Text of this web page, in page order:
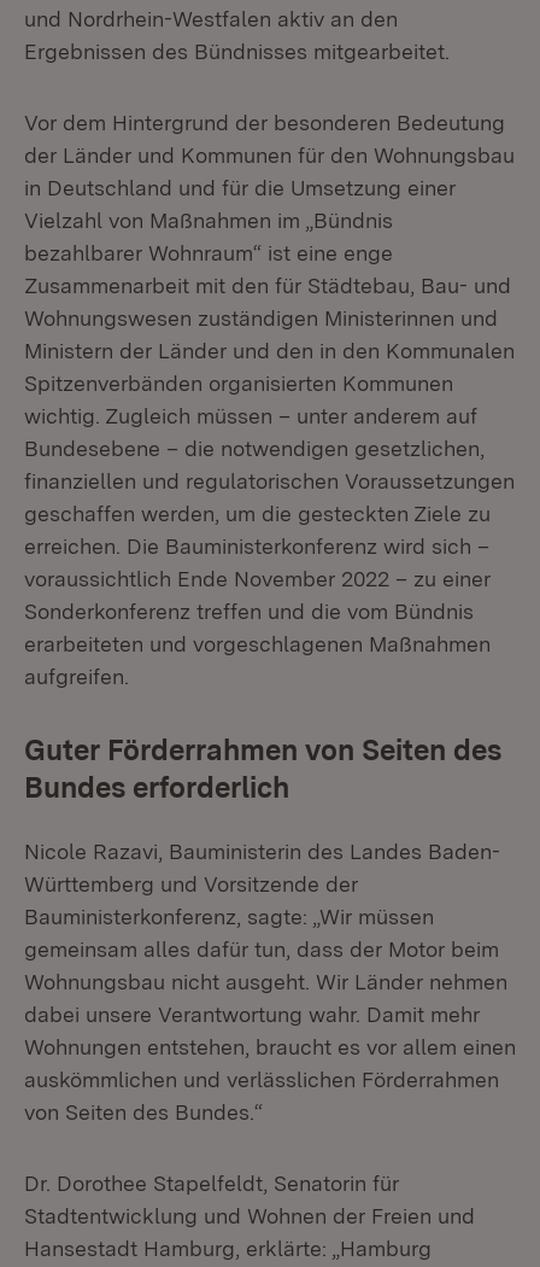
und Nordrhein-Westfalen aktiv an den
Ergebnissen des Bündnisses mitgearbeitet.
Vor dem Hintergrund der besonderen Bedeutung
der Länder und Kommunen für den Wohnungsbau
in Deutschland und für die Umsetzung einer
Vielzahl von Maßnahmen im „Bündnis
bezahlbarer Wohnraum“ ist eine enge
Zusammenarbeit mit den für Städtebau, Bau- und
Wohnungswesen zuständigen Ministerinnen und
Ministern der Länder und den in den Kommunalen
Spitzenverbänden organisierten Kommunen
wichtig. Zugleich müssen – unter anderem auf
Bundesebene – die notwendigen gesetzlichen,
finanziellen und regulatorischen Voraussetzungen
geschaffen werden, um die gesteckten Ziele zu
erreichen. Die Bauministerkonferenz wird sich –
voraussichtlich Ende November 2022 – zu einer
Sonderkonferenz treffen und die vom Bündnis
erarbeiteten und vorgeschlagenen Maßnahmen
aufgreifen.
Guter Förderrahmen von Seiten des
Bundes erforderlich
Nicole Razavi, Bauministerin des Landes Baden-
Württemberg und Vorsitzende der
Bauministerkonferenz, sagte: „Wir müssen
gemeinsam alles dafür tun, dass der Motor beim
Wohnungsbau nicht ausgeht. Wir Länder nehmen
dabei unsere Verantwortung wahr. Damit mehr
Wohnungen entstehen, braucht es vor allem einen
auskömmlichen und verlässlichen Förderrahmen
von Seiten des Bundes.“
Dr. Dorothee Stapelfeldt, Senatorin für
Stadtentwicklung und Wohnen der Freien und
Hansestadt Hamburg, erklärte: „Hamburg